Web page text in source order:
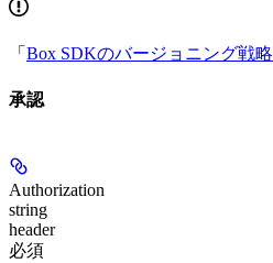
「 Box SDKのバージョニング戦略
承認
Authorization
string
header
必須